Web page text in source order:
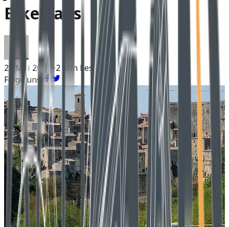
Bike-Fans
23 Mai 2011~2 Min Lesen
Folge uns: